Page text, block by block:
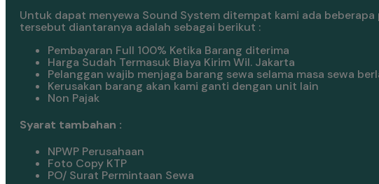
Untuk dapat menyewa Sound System ditempat kami ada
tersebut diantaranya adalah sebagai berikut :
Pembayaran Full 100% Ketika Barang diterima
Harga Sudah Termasuk Biaya Kirim Wil. Jakarta
Pelanggan wajib menjaga barang sewa selama masa sewa
Kerusakan barang akan kami ganti dengan unit lain
Non Pajak
Syarat tambahan :
NPWP Perusahaan
Foto Copy KTP
PO/ Surat Permintaan Sewa